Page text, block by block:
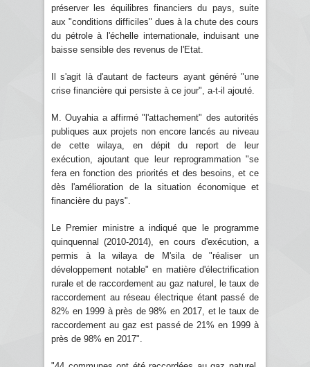
préserver les équilibres financiers du pays, suite
aux "conditions difficiles" dues à la chute des cours
du pétrole à l'échelle internationale, induisant une
baisse sensible des revenus de l'Etat.
Il s'agit là d'autant de facteurs ayant généré "une
crise financière qui persiste à ce jour", a-t-il ajouté.
M. Ouyahia a affirmé "l'attachement" des autorités
publiques aux projets non encore lancés au niveau
de cette wilaya, en dépit du report de leur
exécution, ajoutant que leur reprogrammation "se
fera en fonction des priorités et des besoins, et ce
dès l'amélioration de la situation économique et
financière du pays".
Le Premier ministre a indiqué que le programme
quinquennal (2010-2014), en cours d'exécution, a
permis à la wilaya de M'sila de "réaliser un
développement notable" en matière d'électrification
rurale et de raccordement au gaz naturel, le taux de
raccordement au réseau électrique étant passé de
82% en 1999 à près de 98% en 2017, et le taux de
raccordement au gaz est passé de 21% en 1999 à
près de 98% en 2017".